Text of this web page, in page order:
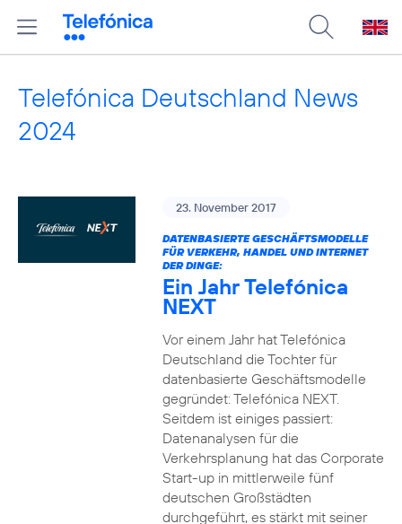
Telefónica Deutschland News
2024
23. November 2017
DATENBASIERTE GESCHÄFTSMODELLE
FÜR VERKEHR, HANDEL UND INTERNET
DER DINGE:
Ein Jahr Telefónica
NEXT
Vor einem Jahr hat Telefónica
Deutschland die Tochter für
datenbasierte Geschäftsmodelle
gegründet: Telefónica NEXT.
Seitdem ist einiges passiert:
Datenanalysen für die
Verkehrsplanung hat das Corporate
Start-up in mittlerweile fünf
deutschen Großstädten
durchgeführt, es stärkt mit seiner